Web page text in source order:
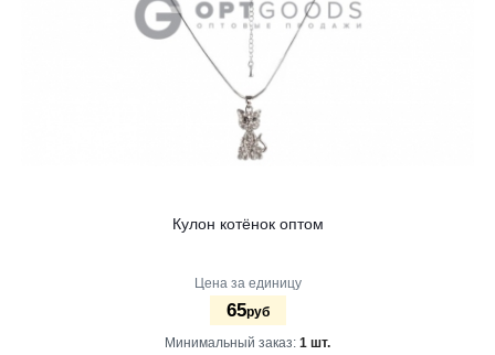
Кулон котёнок оптом
Цена за единицу
65руб
Минимальный заказ: 1 шт.